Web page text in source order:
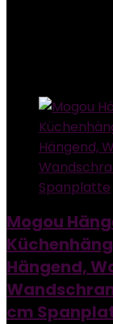
Mogou
Hängend,
cm